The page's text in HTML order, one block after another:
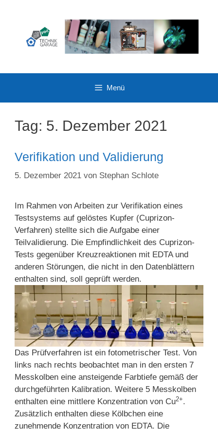
Menü
Tag: 5. Dezember 2021
Verifikation und Validierung
5. Dezember 2021 von Stephan Schlote
Im Rahmen von Arbeiten zur Verifikation eines
Testsystems auf gelöstes Kupfer (Cuprizon-
Verfahren) stellte sich die Aufgabe einer
Teilvalidierung. Die Empfindlichkeit des Cuprizon-
Tests gegenüber Kreuzreaktionen mit EDTA und
anderen Störungen, die nicht in den Datenblättern
enthalten sind, soll geprüft werden.
Das Prüfverfahren ist ein fotometrischer Test. Von
links nach rechts beobachtet man in den ersten 7
Messkolben eine ansteigende Farbtiefe gemäß der
durchgeführten Kalibration. Weitere 5 Messkolben
enthalten eine mittlere Konzentration von Cu2+.
Zusätzlich enthalten diese Kölbchen eine
zunehmende Konzentration von EDTA. Die